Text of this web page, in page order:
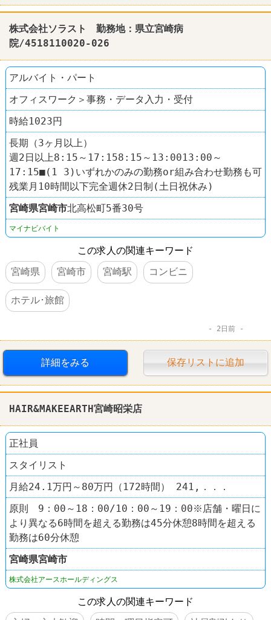
株式会社ソラスト 勤務地：県立宮崎病
院/4518110020-026
アルバイト・パート
オフィスワーク＞事務・データ入力・受付
時給1023円
長期（3ヶ月以上）
週2日以上8:15～17:158:15～13:0013:00～
17:15■(1 3)いずれかのみの勤務or組み合わせ勤務も可
残業月10時間以下完全週休2日制(土日祝休み)
宮崎県宮崎市北高松町5番30号
マイナビバイト
この求人の関連キーワード
宮崎県
宮崎市 宮崎駅 コンビニ
ホテル･旅館
2日前
詳細をみる 保存リストに追加
HAIR&MAKEEARTH宮崎昭栄店
正社員
スタイリスト
月給24.1万円～80万円（172時間） 241,．．．
原則 9：00～18：00/10：00～19：00※店舗・曜日に
より異なる6時間を超える勤務は45分休憩8時間を超える
勤務は60分休憩
宮崎県宮崎市
株式会社アースホールディングス
この求人の関連キーワード